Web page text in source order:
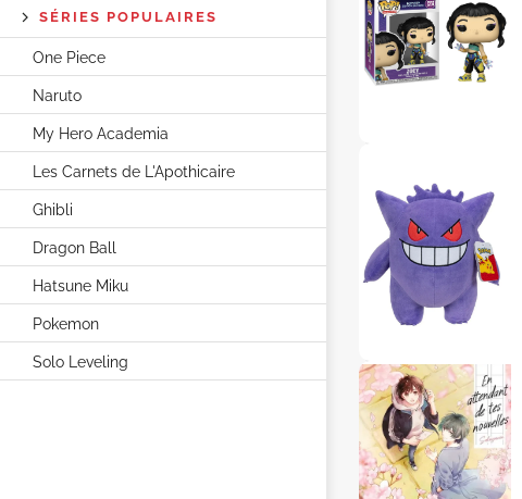
SÉRIES POPULAIRES
One Piece
Naruto
My Hero Academia
Les Carnets de L'Apothicaire
Ghibli
Dragon Ball
Hatsune Miku
Pokemon
Solo Leveling